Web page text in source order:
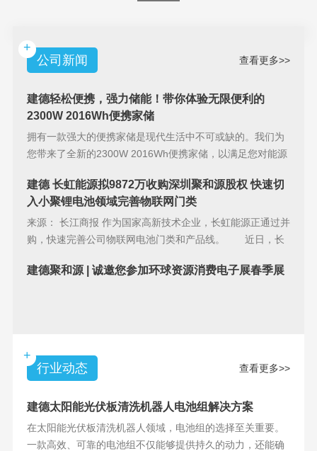
+
公司新闻
查看更多>>
建德轻松便携，强力储能！带你体验无限便利的
2300W 2016Wh便携家储
拥有一款强大的便携家储是现代生活中不可或缺的。我们为
您带来了全新的2300W 2016Wh便携家储，以满足您对能源
建德 长虹能源拟9872万收购深圳聚和源股权 快速切
入小聚锂电池领域完善物联网门类
来源： 长江商报 作为国家高新技术企业，长虹能源正通过并
购，快速完善公司物联网电池门类和产品线。 近日，长
建德聚和源 | 诚邀您参加环球资源消费电子展春季展
+
行业动态
查看更多>>
建德太阳能光伏板清洗机器人电池组解决方案
在太阳能光伏板清洗机器人领域，电池组的选择至关重要。
一款高效、可靠的电池组不仅能够提供持久的动力，还能确